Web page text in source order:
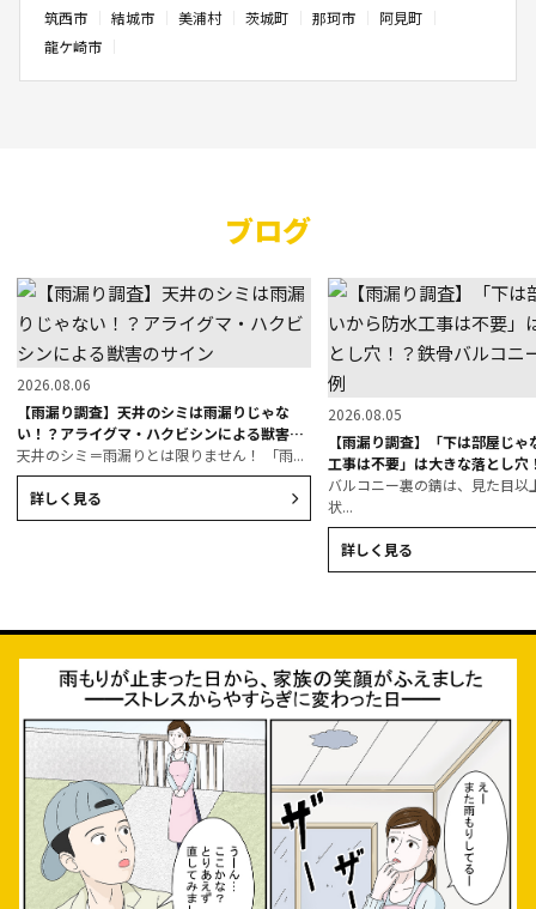
筑西市
結城市 美浦村 茨城町 那珂市
阿見町
龍ケ崎市
ブログ
2026.08.06
【雨漏り調査】天井のシミは雨漏りじゃな
い！？アライグマ・ハクビシンによる獣害の
サイン
天井のシミ＝雨漏りとは限りません！ 「雨...
詳しく見る
2026.08.05
【雨漏り調査】「下は部屋じ
工事は不要」は大きな落とし穴
コニーの腐食事例
バルコニー裏の錆は、見た目以
状...
詳しく見る